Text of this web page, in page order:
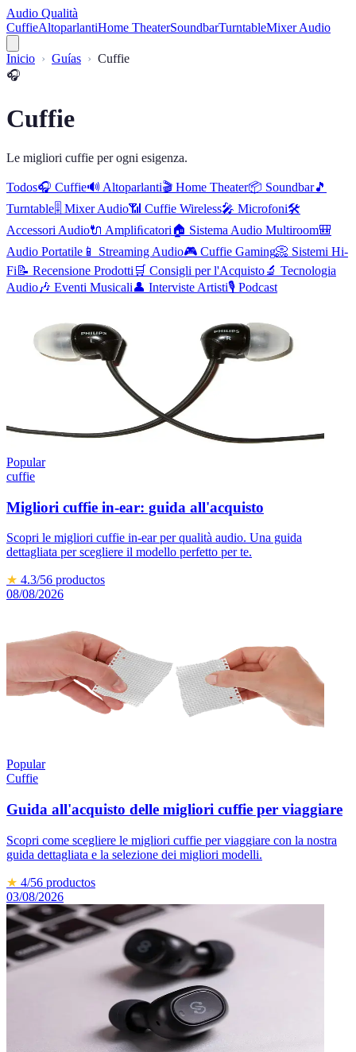
Audio Qualità
CuffieAltoparlantiHome TheaterSoundbarTurntableMixer Audio
Inicio Guías
Cuffie
🎧
Cuffie
Le migliori cuffie per ogni esigenza.
Todos🎧 Cuffie🔊 Altoparlanti🎬 Home Theater📦 Soundbar🎵
Turntable🎚️ Mixer Audio📶 Cuffie Wireless🎤 Microfoni🛠️
Accessori Audio🔌 Ampliﬁcatori🏠 Sistema Audio Multiroom🎒
Audio Portatile 📱 Streaming Audio🎮 Cuffie Gaming📀 Sistemi Hi-
Fi 📝 Recensione Prodotti 🛒 Consigli per l'Acquisto🔬 Tecnologia
Audio🎶 Eventi Musicali👤 Interviste Artisti🎙️ Podcast
Popular
cuffie
Migliori cuffie in-ear: guida all'acquisto
Scopri le migliori cuffie in-ear per qualità audio. Una guida
dettagliata per scegliere il modello perfetto per te.
★ 4.3/56 productos
08/08/2026
Popular
Cuffie
Guida all'acquisto delle migliori cuffie per viaggiare
Scopri come scegliere le migliori cuffie per viaggiare con la nostra
guida dettagliata e la selezione dei migliori modelli.
★ 4/56 productos
03/08/2026